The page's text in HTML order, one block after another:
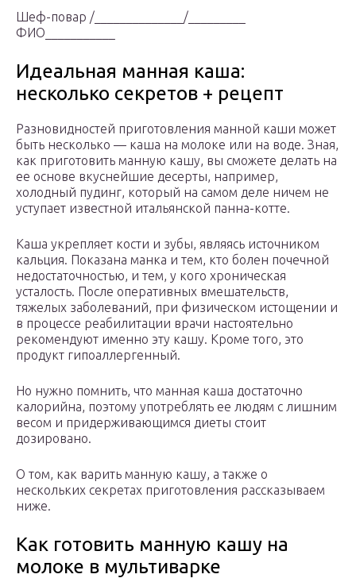
Шеф-повар /______________/_________
ФИО___________
Идеальная манная каша:
несколько секретов + рецепт
Разновидностей приготовления манной каши может
быть несколько — каша на молоке или на воде. Зная,
как приготовить манную кашу, вы сможете делать на
ее основе вкуснейшие десерты, например,
холодный пудинг, который на самом деле ничем не
уступает известной итальянской панна-котте.
Каша укрепляет кости и зубы, являясь источником
кальция. Показана манка и тем, кто болен почечной
недостаточностью, и тем, у кого хроническая
усталость. После оперативных вмешательств,
тяжелых заболеваний, при физическом истощении и
в процессе реабилитации врачи настоятельно
рекомендуют именно эту кашу. Кроме того, это
продукт гипоаллергенный.
Но нужно помнить, что манная каша достаточно
калорийна, поэтому употреблять ее людям с лишним
весом и придерживающимся диеты стоит
дозировано.
О том, как варить манную кашу, а также о
нескольких секретах приготовления рассказываем
ниже.
Как готовить манную кашу на
молоке в мультиварке